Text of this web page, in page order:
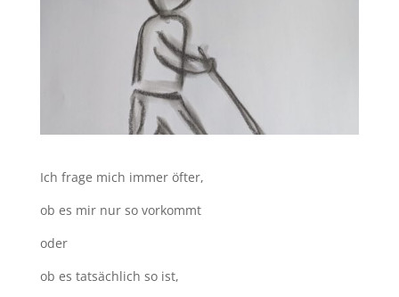
Ich frage mich immer öfter,
ob es mir nur so vorkommt
oder
ob es tatsächlich so ist,